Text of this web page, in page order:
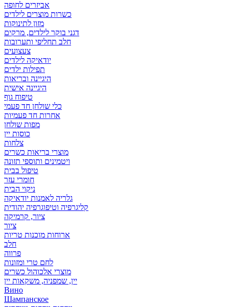
אביזרים לחופה
כשרות מוצרים לילדים
מזון לתינוקות
דגני בוקר לילדים, מרקים
חלב תחליפי ותערובות
צעצועים
יודאיקה לילדים
תפילות ילדים
היגיינה ובריאות
היגיינה אישית
טיפוח גוף
כלי שולחן חד פעמי
אחרות חד פעמיות
מפות שולחן
כוסות יין
צלחות
מוצרי בריאות כשרים
ויטמינים ותוספי תזונה
טיפול בבית
חומרי עזר
ניקוי הבית
גלריה לאמנות יודאיקה
קליגרפיה וטיפוגרפיה יהודית
ציור, קרמיקה
ציור
ארוחות מוכנות טריות
חלב
פרווה
לחם טרי ומזונות
מוצרי אלכוהול כשרים
יין, שמפניה, משקאות יין
Вино
Шампанское